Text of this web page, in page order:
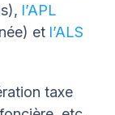
l’APL
et l’ALS
taxe